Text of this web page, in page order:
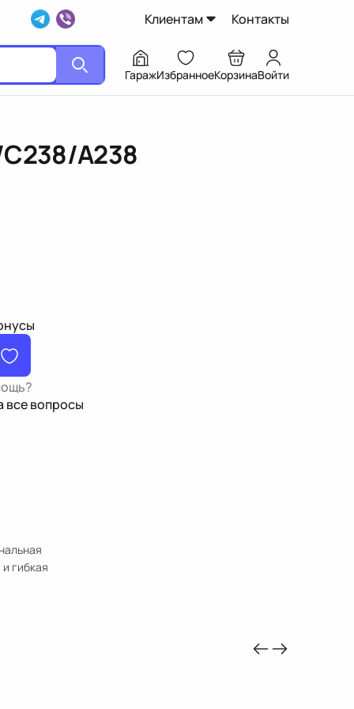
Клиентам Контакты
ГаражИзбранноеКорзинаВойти
A238
все вопросы
гибкая